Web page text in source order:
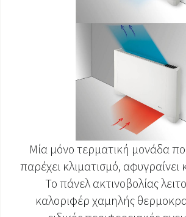
Μία μόνο τερματική μονάδα
παρέχει κλιματισμό, αφυγραίνει
Το πάνελ ακτινοβολίας
καλοριφέρ χαμηλής